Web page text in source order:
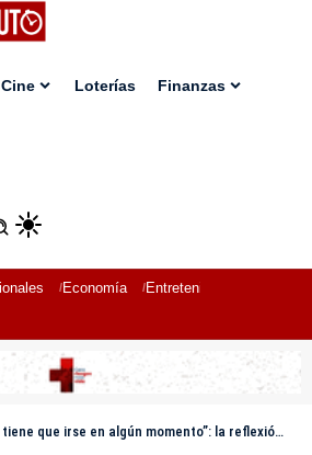
Cine Loterías Finanzas
Economía Entretenimiento
en algún momento”: la reflexión de Gilanny Firpo en Planeta Alofoke